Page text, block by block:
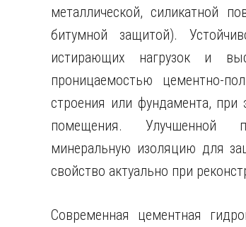
металлической, силикатной
битумной защитой).
истирающих нагрузок и
проницаемостью цементно-
строения или фундамента,
помещения. Улучшенной
минеральную изоляцию для
свойство актуально при
Современная цементная